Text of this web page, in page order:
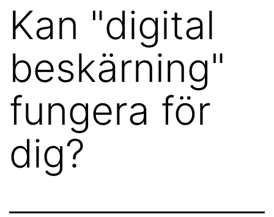
Kan "digital
beskärning"
fungera för
dig?